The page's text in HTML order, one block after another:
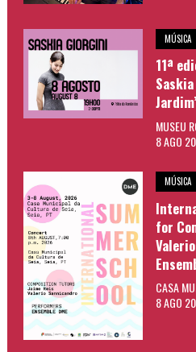
MÚSICA
11ª
MUSEU
8 AGO
MÚSICA
for
CASA
8 AGO